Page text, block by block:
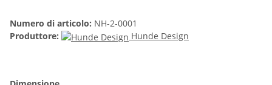
Numero di articolo: NH-2-0001
Produttore:
Hunde Design